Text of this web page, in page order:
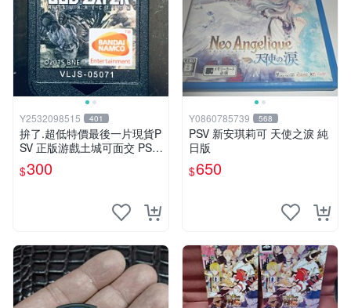
Y2532098515 401
拚了.超低特價最後一片現貨P
SV 正版游戲土城可面交 PSV
噬神者 解放重生 日版 【9成
新】✪裸片 二手九成新~
$300
Y0860785739 568
PSV 新安琪莉可 天使之淚 純
日版
$650